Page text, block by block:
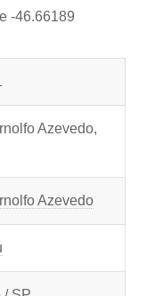
-46.66189
Azevedo,
Azevedo